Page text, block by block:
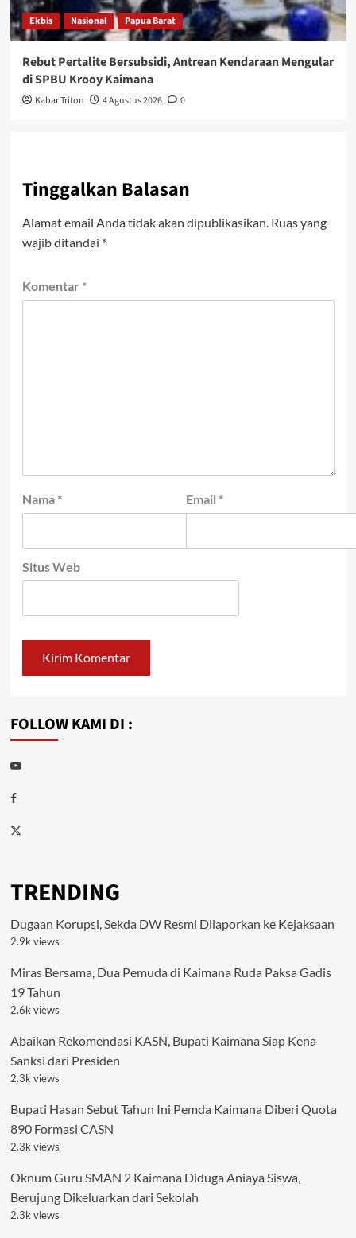
Ekbis Nasional Papua Barat
Rebut Pertalite Bersubsidi, Antrean Kendaraan Mengular
di SPBU Krooy Kaimana
Kabar Triton 4 Agustus 2026 0
Tinggalkan Balasan
Alamat email Anda tidak akan dipublikasikan. Ruas yang
wajib ditandai *
Komentar *
Nama * Email *
Situs Web
FOLLOW KAMI DI :
Youtube
Facebook
Twitter
TRENDING
Dugaan Korupsi, Sekda DW Resmi Dilaporkan ke Kejaksaan
2.9k views
Miras Bersama, Dua Pemuda di Kaimana Ruda Paksa Gadis
19 Tahun
2.6k views
Abaikan Rekomendasi KASN, Bupati Kaimana Siap Kena
Sanksi dari Presiden
2.3k views
Bupati Hasan Sebut Tahun Ini Pemda Kaimana Diberi Quota
890 Formasi CASN
2.3k views
Oknum Guru SMAN 2 Kaimana Diduga Aniaya Siswa,
Berujung Dikeluarkan dari Sekolah
2.3k views